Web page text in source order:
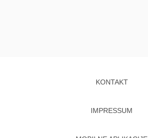
KONTAKT
IMPRESSUM